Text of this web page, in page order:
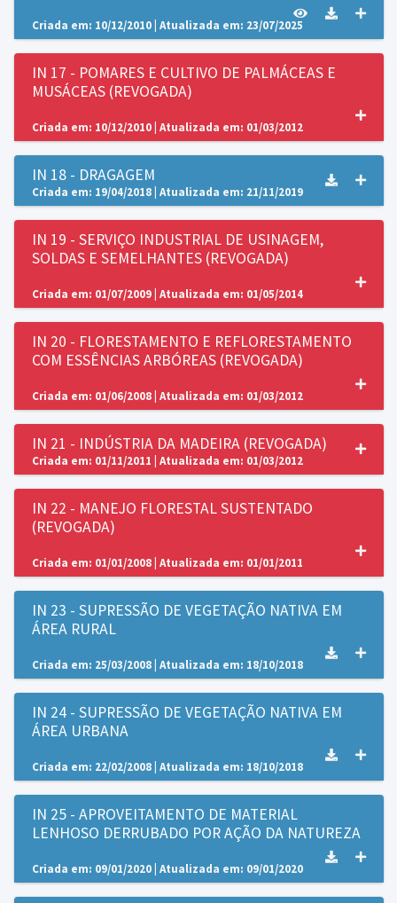
Criada em: 10/12/2010 | Atualizada em: 23/07/2025
IN 17 - POMARES E CULTIVO DE PALMÁCEAS E
MUSÁCEAS (REVOGADA)
Criada em: 10/12/2010 | Atualizada em: 01/03/2012
IN 18 - DRAGAGEM
Criada em: 19/04/2018 | Atualizada em: 21/11/2019
IN 19 - SERVIÇO INDUSTRIAL DE USINAGEM,
SOLDAS E SEMELHANTES (REVOGADA)
Criada em: 01/07/2009 | Atualizada em: 01/05/2014
IN 20 - FLORESTAMENTO E REFLORESTAMENTO
COM ESSÊNCIAS ARBÓREAS (REVOGADA)
Criada em: 01/06/2008 | Atualizada em: 01/03/2012
IN 21 - INDÚSTRIA DA MADEIRA (REVOGADA)
Criada em: 01/11/2011 | Atualizada em: 01/03/2012
IN 22 - MANEJO FLORESTAL SUSTENTADO
(REVOGADA)
Criada em: 01/01/2008 | Atualizada em: 01/01/2011
IN 23 - SUPRESSÃO DE VEGETAÇÃO NATIVA EM
ÁREA RURAL
Criada em: 25/03/2008 | Atualizada em: 18/10/2018
IN 24 - SUPRESSÃO DE VEGETAÇÃO NATIVA EM
ÁREA URBANA
Criada em: 22/02/2008 | Atualizada em: 18/10/2018
IN 25 - APROVEITAMENTO DE MATERIAL
LENHOSO DERRUBADO POR AÇÃO DA NATUREZA
Criada em: 09/01/2020 | Atualizada em: 09/01/2020